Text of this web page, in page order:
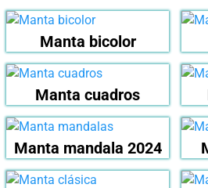
Manta bicolor
Manta cuadros
Manta mandala 2024